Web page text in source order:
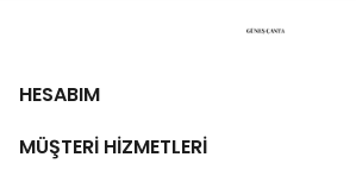
HESABIM
MÜŞTERİ HİZMETLERİ